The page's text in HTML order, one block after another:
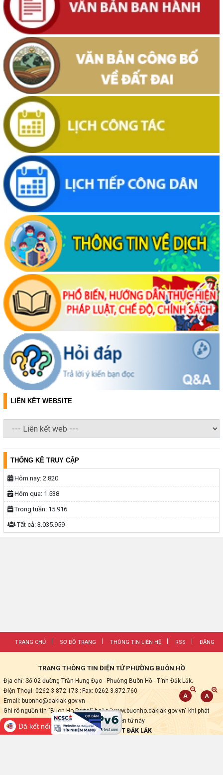
LIÊN KẾT WEBSITE
THỐNG KÊ TRUY CẬP
Hôm nay: 2.820
Hôm qua: 1.538
Trong tuần: 15.916
Tất cả: 3.035.959
TRANG CHỦ SƠ ĐỒ TRANG THÔNG TIN LIÊN HỆ RSS ĐĂNG
NHẬP
TRANG THÔNG TIN ĐIỆN TỬ PHƯỜNG BUÔN HỒ
Địa chỉ: Số 02 đường Trần Hưng Đạo - Phường Buôn Hồ - Tỉnh Đắk Lắk.
Điện Thoại: 0262 3.872.173 ; Fax: 0262 3.872.760
Email: buonho@daklak.gov.vn
Ghi rõ nguồn tin "Buon Ho Portal" hoặc "www.buonho.daklak.gov.vn" khi phát
hành lại các thông tin từ Trang thông tin điện tử này
Thực hiện bởiVNPT ĐẮK LẮK
Đã kết nối EMC